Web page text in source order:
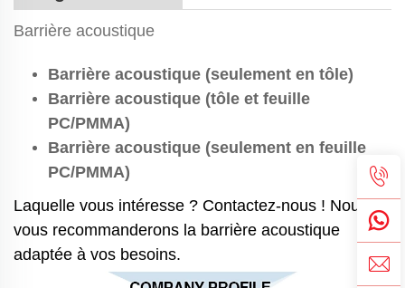
Barrière acoustique
Barrière acoustique (seulement en tôle)
Barrière acoustique (tôle et feuille
PC/PMMA)
Barrière acoustique (seulement en feuille
PC/PMMA)
Laquelle vous intéresse ? Contactez-nous ! Nous
vous recommanderons la barrière acoustique
adaptée à vos besoins.